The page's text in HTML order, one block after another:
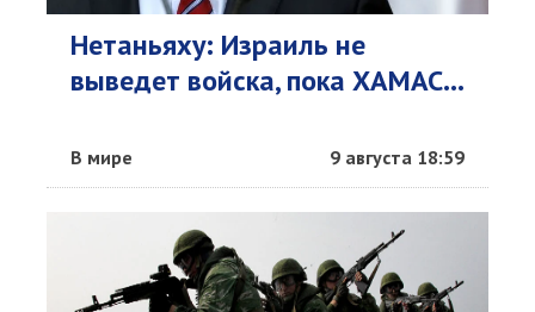
Нетаньяху: Израиль не
выведет войска, пока ХАМАС...
В мире 9 августа 18:59